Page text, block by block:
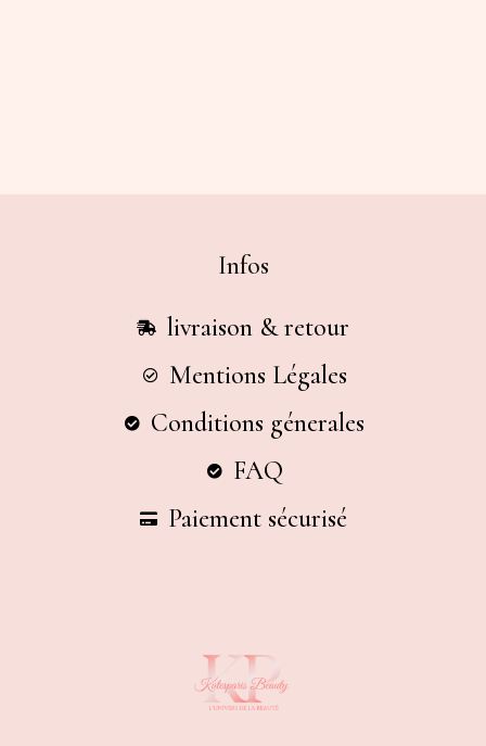
Infos
livraison & retour
Mentions Légales
Conditions génerales
FAQ
Paiement sécurisé